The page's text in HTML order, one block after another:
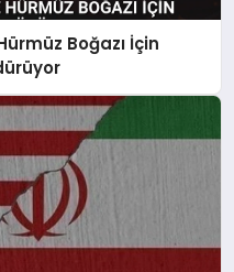
Boğazı İçin